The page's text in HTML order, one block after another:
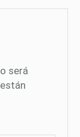
será